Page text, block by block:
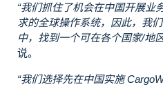
“我们抓住了机会在中国开展业
求的全球操作系统，因此，我
中，找到一个可在各个国家/地
说。
“我们选择先在中国实施